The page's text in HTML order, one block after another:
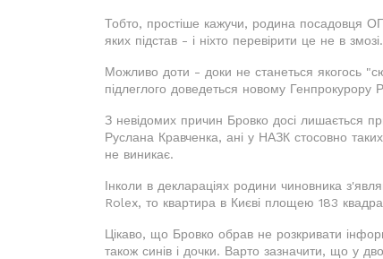
Тобто, простіше кажучи, родина посадовця
яких підстав - і ніхто перевірити це не в змозі.
Можливо доти - доки не станеться якогось
підлеглого доведеться новому Генпрокурору
З невідомих причин Бровко досі лишається
Руслана Кравченка, ані у НАЗК стосовно
не виникає.
Інколи в деклараціях родини чиновника
Rolex, то квартира в Києві площею 183
Цікаво, що Бровко обрав не розкривати
також синів і дочки. Варто зазначити, що у